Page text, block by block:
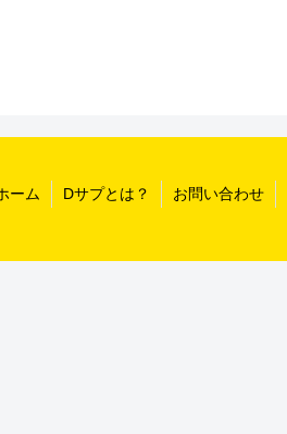
ーム Dサプとは？ お問い合わせ